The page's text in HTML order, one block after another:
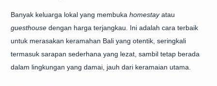
Banyak keluarga lokal yang membuka homestayatau
guesthouse dengan harga terjangkau. Ini adalah cara terbaik
untuk merasakan keramahan Bali yang otentik, seringkali
termasuk sarapan sederhana yang lezat, sambil tetap berada
dalam lingkungan yang damai, jauh dari keramaian utama.